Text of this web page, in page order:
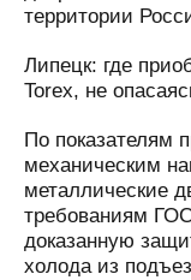
территории
Липецк: где
Torex, не
По показателям
механическим
металлические
требованиям
доказанную
холода из